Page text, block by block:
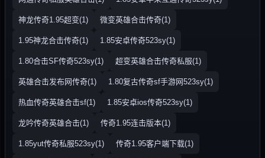
神龙传奇1.95超变(1) 微变英雄合击传奇(1)
1.95神龙合击传奇(1) 1.85安卓传奇523sy(1)
1.80合击SF传奇523sy(1) 超变英雄合击传奇私服(1)
英雄合击发布网传奇(1) 1.80复古传奇sf手游网523sy(1)
热血传奇英雄合击sf(1) 1.85安卓ios传奇523sy(1)
龙吟传奇英雄合击(1) 传奇1.95连击版本(1)
1.85yut传奇私服523sy(1) 传奇1.95客户端下载(1)